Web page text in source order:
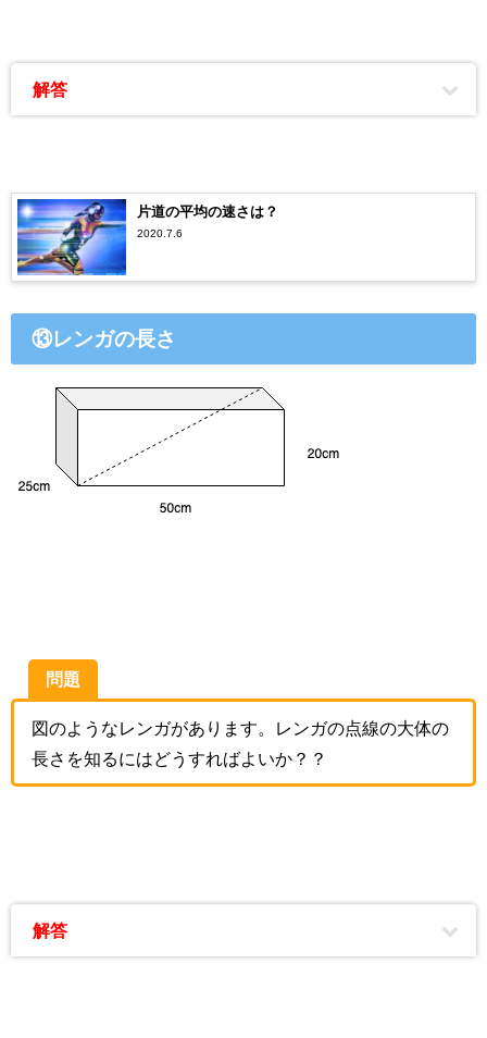
解答
片道の平均の速さは？
2020.7.6
⑬レンガの長さ
問題
図のようなレンガがあります。レンガの点線の大体の
長さを知るにはどうすればよいか？？
解答